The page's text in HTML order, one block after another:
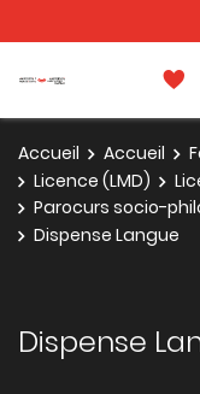
Accueil Accueil
Licence (LMD)
Parocurs socio-
Dispense Langue
Dispense